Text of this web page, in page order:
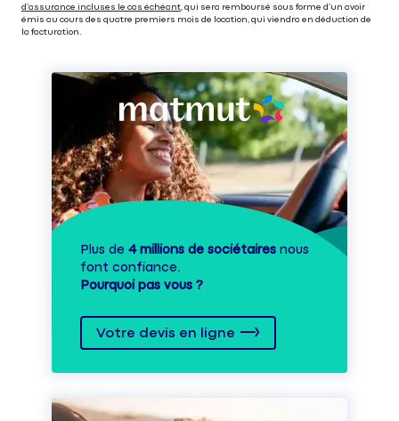
d’assurance incluses le cas échéant, qui sera remboursé sous forme d’un avoir
émis au cours des quatre premiers mois de location, qui viendra en déduction de
la facturation.
Plus de 4 millions de sociétaires nous
font confiance.
Pourquoi pas vous ?
Votre devis en ligne